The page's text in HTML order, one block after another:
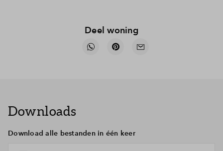
Deel woning
Downloads
Download alle bestanden in één keer